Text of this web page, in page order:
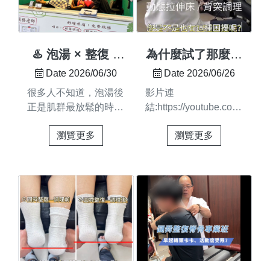
身體目前的狀態，找到
適合自己的調理方向
🌿每個人的身體狀況都
不同，適合的方式也會
體保養方式，歡迎私訊
圓舜整復 💬 我們會依
你的狀況提供建議，陪
採預約制服務 📍調理
理 #整體評估 #圓舜整
復
全操作技巧，協助你建
立穩定的學習基礎 🙌✨
適合零基礎初學者✨ 單
元式教學，加入時間更
環複訓✨ 持續精進自己
的操作技巧無論你是想
培養第二專長、規劃未
技術有興趣，都歡迎來
程安排與招生優惠歡迎
私訊我們，我們會依照
你的需求為你詳細介紹
🌱 每一次學習，都是
累積實力的開始期待在
課堂上與你相...
♨️ 泡湯 × 整復 =
最完整的放鬆行程
Date 2026/06/30
很多人不知道，泡湯後
正是肌群最放鬆的時
的理想時機。讓溫泉舒
只停留在當下，而是延
續到生活裡。🌿 整復
體驗區｜初次體驗也能
安心嘗試，認識自己的
身體。🌿 深層整復區
｜針對疲勞與緊繃肌
瀏覽更多
為什麼試了那麼多
方法，身體的不適
Date 2026/06/26
影片連
結:https://youtube.com/
不在方法本身，而在身
表象，真正的源頭通常
藏在筋膜與姿勢習慣**
裡我們不盲目追求喀喀
聲， 比起當下的短暫
放鬆，我們更重視
**「找出問題真正的位
瀏覽更多